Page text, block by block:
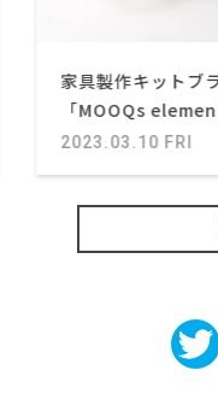
家具製作キット
「MOOQs
2023.03.10 FRI